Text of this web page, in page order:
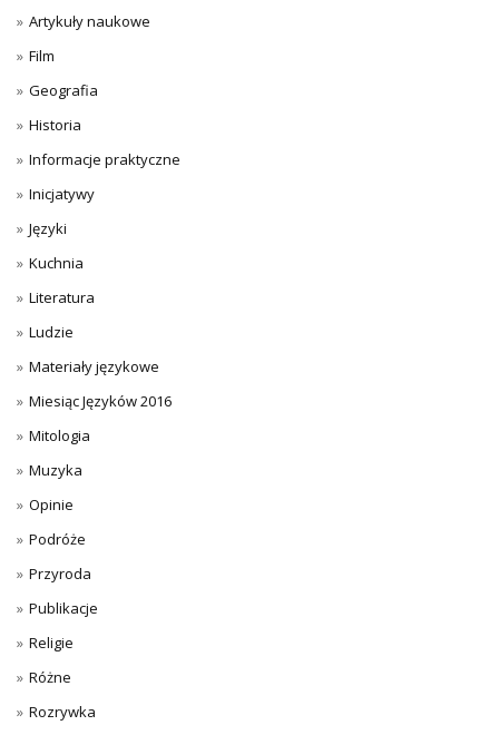
Artykuły naukowe
Film
Geografia
Historia
Informacje praktyczne
Inicjatywy
Języki
Kuchnia
Literatura
Ludzie
Materiały językowe
Miesiąc Języków 2016
Mitologia
Muzyka
Opinie
Podróże
Przyroda
Publikacje
Religie
Różne
Rozrywka